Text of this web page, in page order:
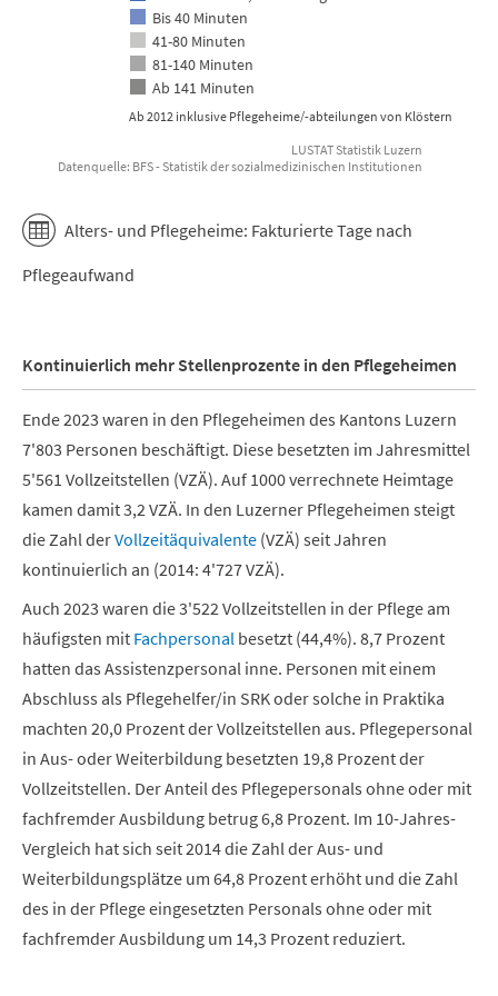
Ab 2012 inklusive Pflegeheime/-abteilungen von Klöstern
Bis 40 Minuten
41-80 Minuten
81-140 Minuten
Ab 141 Minuten
LUSTAT Statistik Luzern
Datenquelle: BFS - Statistik der sozialmedizinischen Institutionen
Alters- und Pflegeheime: Fakturierte Tage nach
Pflegeaufwand
Kontinuierlich mehr Stellenprozente in den Pflegeheimen
Ende 2023 waren in den Pflegeheimen des Kantons Luzern
7'803 Personen beschäftigt. Diese besetzten im Jahresmittel
5'561 Vollzeitstellen (VZÄ). Auf 1000 verrechnete Heimtage
kamen damit 3,2 VZÄ. In den Luzerner Pflegeheimen steigt
die Zahl derVollzeitäquivalente (VZÄ) seit Jahren
kontinuierlich an (2014: 4'727 VZÄ).
Auch 2023 waren die 3'522 Vollzeitstellen in der Pflege am
häufigsten mit Fachpersonal besetzt (44,4%). 8,7 Prozent
hatten das Assistenzpersonal inne. Personen mit einem
Abschluss als Pflegehelfer/in SRK oder solche in Praktika
machten 20,0 Prozent der Vollzeitstellen aus. Pflegepersonal
in Aus- oder Weiterbildung besetzten 19,8 Prozent der
Vollzeitstellen. Der Anteil des Pflegepersonals ohne oder mit
fachfremder Ausbildung betrug 6,8 Prozent. Im 10-Jahres-
Vergleich hat sich seit 2014 die Zahl der Aus- und
Weiterbildungsplätze um 64,8 Prozent erhöht und die Zahl
des in der Pflege eingesetzten Personals ohne oder mit
fachfremder Ausbildung um 14,3 Prozent reduziert.